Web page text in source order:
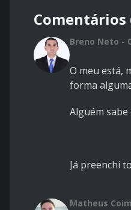
Comentários
Breno Neto -
O meu está,
forma
Alguém
Já preenchi
Matheus